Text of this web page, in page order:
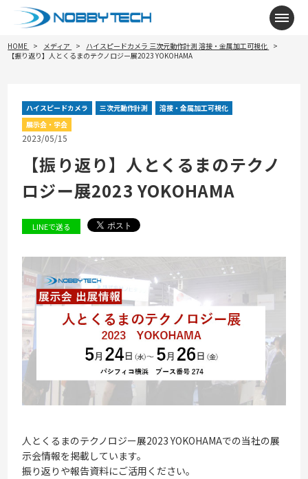
メニ
HOME メディア ハイスピードカメラ 三次元動作計測 溶接・金属加工可視化
【振り返り】人とくるまのテクノロジー展2023 YOKOHAMA
ハイスピードカメラ 三次元動作計測
溶接・金属加工可視化
展示会・学会
2023/05/15
【振り返り】人とくるまのテクノ
ロジー展2023 YOKOHAMA
LINEで送る
人とくるまのテクノロジー展2023 YOKOHAMAでの当社の展
示会情報を掲載しています。
振り返りや報告資料にご活用ください。